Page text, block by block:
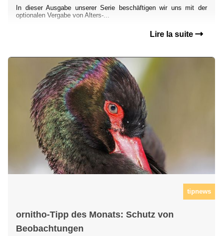
In dieser Ausgabe unserer Serie beschäftigen wir uns mit der
optionalen Vergabe von Alters-...
Lire la suite
tipnews
ornitho-Tipp des Monats: Schutz von
Beobachtungen